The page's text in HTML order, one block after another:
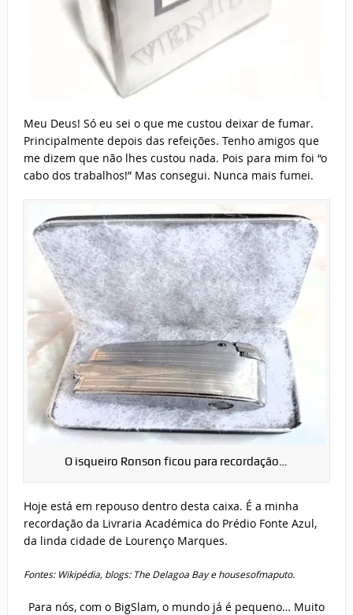
Meu Deus! Só eu sei o que me custou deixar de fumar.
Principalmente depois das refeições. Tenho amigos que
me dizem que não lhes custou nada. Pois para mim foi “o
cabo dos trabalhos!” Mas consegui. Nunca mais fumei.
O isqueiro Ronson ficou para recordação…
Hoje está em repouso dentro desta caixa. É a minha
recordação da Livraria Académica do Prédio Fonte Azul,
da linda cidade de Lourenço Marques.
Fontes: Wikipédia, blogs: The Delagoa Bay e housesofmaputo.
Para nós, com o BigSlam, o mundo já é pequeno… Muito